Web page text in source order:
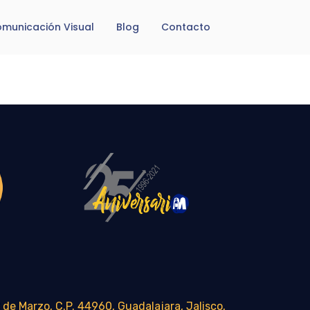
Visual Blog Contacto
Marzo, C.P. 44960, Guadalajara, Jalisco,